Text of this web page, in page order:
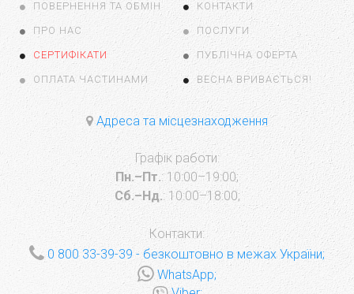
ПОВЕРНЕННЯ ТА ОБМІН КОНТАКТИ
ПРО НАС ПОСЛУГИ
СЕРТИФІКАТИ ПУБЛІЧНА ОФЕРТА
ОПЛАТА ЧАСТИНАМИ ВЕСНА ВРИВАЄТЬСЯ!
Адреса та місцезнаходження
Графік работи:
Пн.–Пт.: 10:00–19:00;
Сб.–Нд.: 10:00–18:00;
Контакти:
0 800 33-39-39 - безкоштовно в межах України;
WhatsApp;